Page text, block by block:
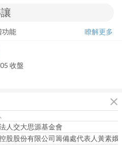
功能
瞭解更多
收盤
close
人交大思源基金會
股股份有限公司籌備處代表人黃素娥